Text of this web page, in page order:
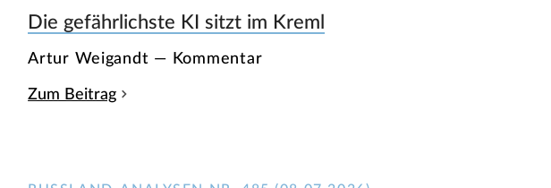
Die gefährlichste KI sitzt im Kreml
Artur Weigandt — Kommentar
Zum Beitrag